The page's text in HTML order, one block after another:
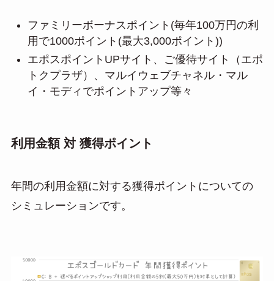
ファミリーボーナスポイント(毎年100万円の利
用で1000ポイント(最大3,000ポイント))
エポスポイントUPサイト、ご優待サイト（エポ
トクプラザ）、マルイウェブチャネル・マル
イ・モディでポイントアップ等々
利用金額 対 獲得ポイント
年間の利用金額に対する獲得ポイントについての
シミュレーションです。